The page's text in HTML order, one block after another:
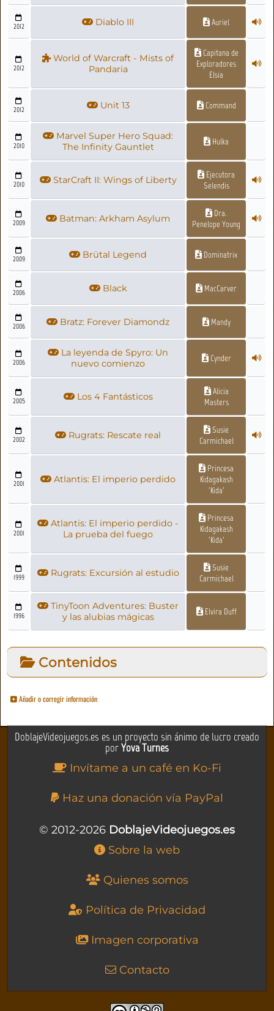
2012 Diablo III Auriel
2012
World of Warcraft - Mists of
Pandaria
Capitana de
Exploradores
Elsia
2012 Unit 13 Command
2010
Marvel Super Hero Squad:
The Infinity Gauntlet
Hulka
2010 StarCraft II: Wings of Liberty
Ejecutora
Selendis
2009 Batman: Arkham Asylum
Dra.
Penelope Young
2009 Brütal Legend Dominatrix
2006 Black MacCarver
2006 Bratz: Forever Diamondz Mandy
2006
La leyenda de Spyro: Un
nuevo comienzo
Cynder
2005 Los 4 Fantásticos
Alicia
Masters
2002 Rugrats: Rescate real
Susie
Carmichael
2001 Atlantis: El imperio perdido
Princesa
Kidagakash
'Kida'
2001
Atlantis: El imperio perdido -
La prueba del fuego
Princesa
Kidagakash
'Kida'
1999 Rugrats: Excursión al estudio
Susie
Carmichael
1996
TinyToon Adventures: Buster
y las alubias mágicas
Elvira Duff
Contenidos
Añadir o corregir información
DoblajeVideojuegos.es es un proyecto sin ánimo de lucro creado
porYova Turnes
Invítame a un café en Ko-Fi
Haz una donación vía PayPal
© 2012-2026 DoblajeVideojuegos.es
Sobre la web
Quienes somos
Política de Privacidad
Imagen corporativa
Contacto